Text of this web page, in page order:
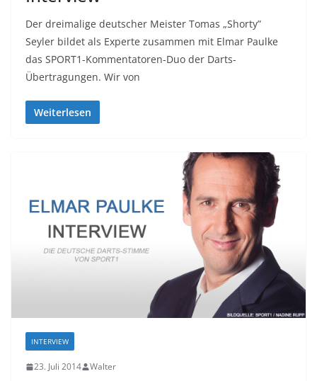
Der dreimalige deutscher Meister Tomas „Shorty”
Seyler bildet als Experte zusammen mit Elmar Paulke
das SPORT1-Kommentatoren-Duo der Darts-
Übertragungen. Wir von
Weiterlesen
INTERVIEW
23. Juli 2014 Walter